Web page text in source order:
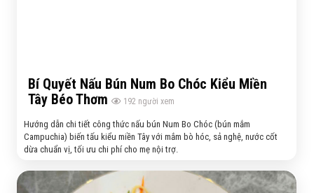
Bí Quyết Nấu Bún Num Bo Chóc Kiểu Miền
Tây Béo Thơm
192 người xem
Hướng dẫn chi tiết công thức nấu bún Num Bo Chóc (bún mắm
Campuchia) biến tấu kiểu miền Tây với mắm bò hóc, sả nghệ, nước cốt
dừa chuẩn vị, tối ưu chi phí cho mẹ nội trợ.